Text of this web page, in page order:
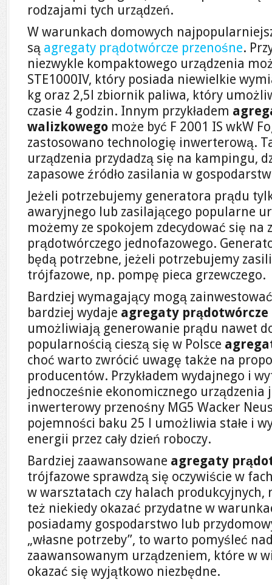
rodzajami tych urządzeń.
W warunkach domowych
są agregaty prądotwórcze przenośne.
niezwykle kompaktowego urządzenia
STE1000IV, który posiada niewielkie
kg oraz 2,5l zbiornik paliwa, który
czasie 4 godzin. Innym przykładem
walizkowego może być F 2001 IS wkW
zastosowano technologię inwerterową.
urządzenia przydadzą się na kampingu,
zapasowe źródło zasilania w
Jeżeli potrzebujemy generatora prądu
awaryjnego lub zasilającego popularne
możemy ze spokojem zdecydować się na
prądotwórczego jednofazowego.
będą potrzebne, jeżeli potrzebujemy
trójfazowe, np. pompę pieca grzewczego.
Bardziej wymagający mogą
bardziej wydaje agregaty prądotwórcze
umożliwiają generowanie prądu nawet
popularnością cieszą się w Polsce
choć warto zwrócić uwagę także na
producentów. Przykładem wydajnego i
jednocześnie ekonomicznego urządzenia
inwerterowy przenośny MG5 Wacker
pojemności baku 25 l umożliwia stałe i
energii przez cały dzień roboczy.
Bardziej zaawansowane agregaty
trójfazowe sprawdzą się oczywiście w
w warsztatach czy halach
też niekiedy okazać przydatne w
posiadamy gospodarstwo lub
„własne potrzeby”, to warto pomyśleć
zaawansowanym urządzeniem, które w
okazać się wyjątkowo niezbędne.